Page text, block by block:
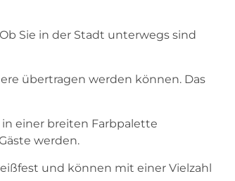
Sie in der Stadt unterwegs sind
übertragen werden können. Das
einer breiten Farbpalette
werden.
und können mit einer Vielzahl